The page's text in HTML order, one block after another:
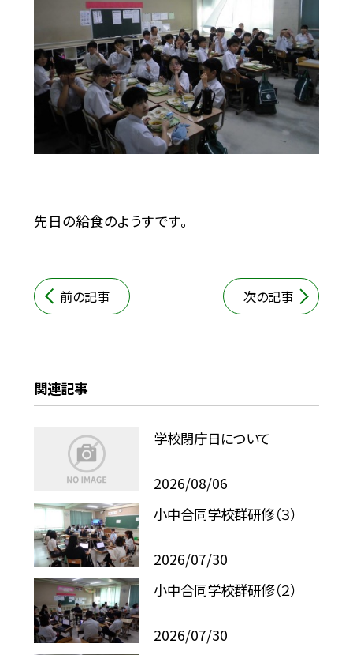
先日の給食のようすです。
前の記事 次の記事
関連記事
学校閉庁日について
2026/08/06
小中合同学校群研修（３）
2026/07/30
小中合同学校群研修（２）
2026/07/30